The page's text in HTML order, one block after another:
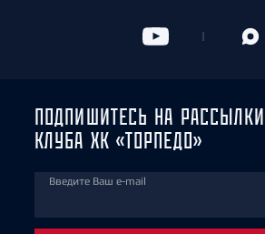
ПОДПИШИТЕСЬ НА
КЛУБА ХК «ТОРПЕДО»
Введите Ваш e-mail